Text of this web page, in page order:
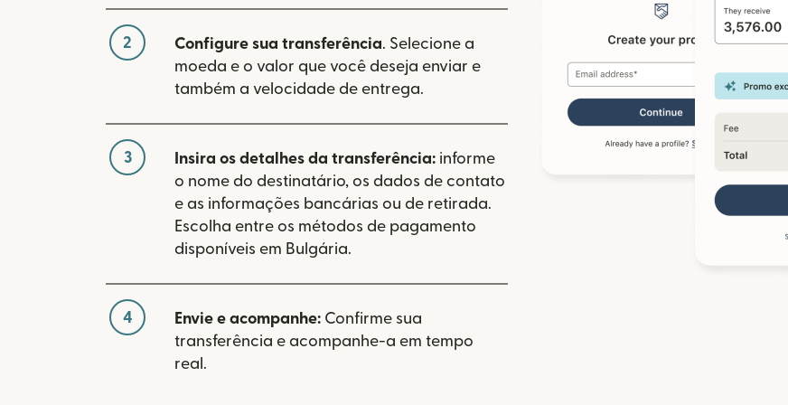
2 Configure sua transferência. Selecione a
moeda e o valor que você deseja enviar e
também a velocidade de entrega.
3 Insira os detalhes da transferência: informe
o nome do destinatário, os dados de contato
e as informações bancárias ou de retirada.
Escolha entre os métodos de pagamento
disponíveis em Bulgária.
4 Envie e acompanhe: Confirme sua
transferência e acompanhe-a em tempo
real.